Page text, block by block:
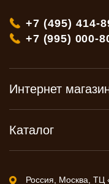
+7 (495) 414-
+7 (995) 000-
Интернет
Каталог
Россия, Москва, ТЦ